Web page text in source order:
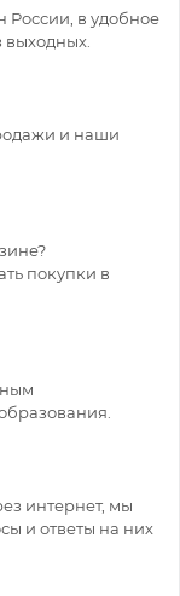
России, в удобное
выходных.
и наши
покупки в
интернет, мы
и ответы на них